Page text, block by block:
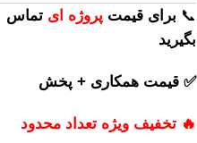
📞 برای قیمت پروژه ای تماس
بگیرید
✅ قیمت همکاری + پخش
🔥 تخفیف ویژه تعداد محدود